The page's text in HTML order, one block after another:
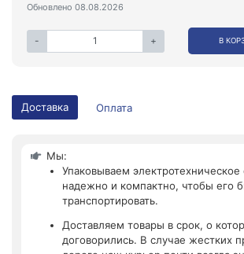
Обновлено 08.08.2026
- + В
Доставка Оплата
Мы:
Упаковываем электротехническое
надежно и компактно, чтобы его
транспортировать.
Доставляем товары в срок, о
договорились. В случае жестких